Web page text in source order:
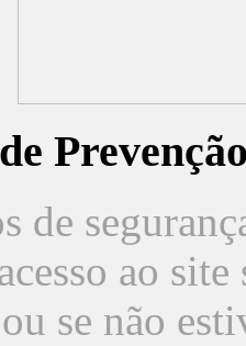
de
ao
ou se não